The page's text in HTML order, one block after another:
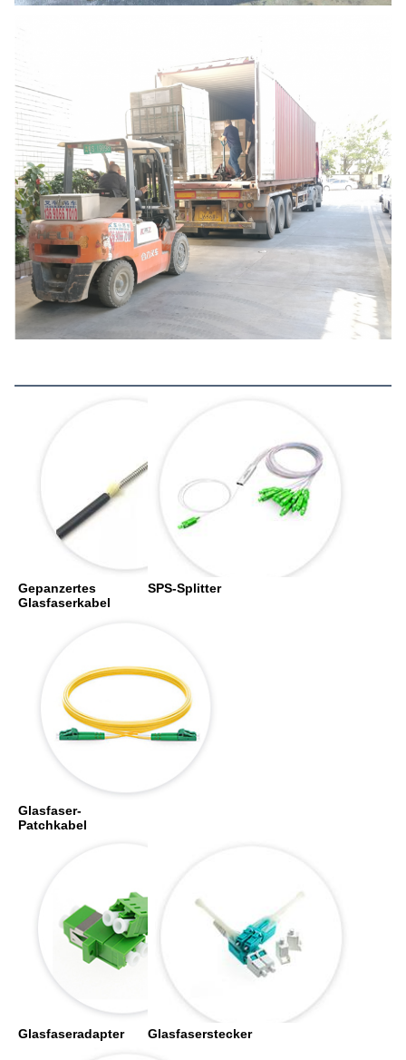
Gepanzertes
Glasfaserkabel
SPS-Splitter
Glasfaser-
Patchkabel
Glasfaseradapter Glasfaserstecker